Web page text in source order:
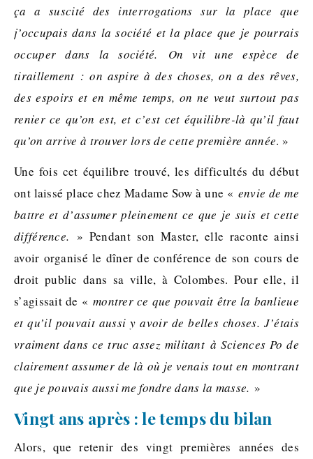
ça a suscité des interrogations sur la place que
j’occupais dans la société et la place que je pourrais
occuper dans la société.
On vit une espèce de
tiraillement : on aspire à des choses, on a des rêves,
des espoirs et en même temps, on ne veut surtout pas
renier ce qu’on est, et c’est cet équilibre-là qu’il faut
qu’on arrive à trouver lors de cette première année. »
Une fois cet équilibre trouvé, les difficultés du début
ont laissé place chez Madame Sow à une « envie de me
battre et d’assumer pleinement ce que je suis et cette
différence. » Pendant son Master, elle raconte ainsi
avoir organisé le dîner de conférence de son cours de
droit public dans sa ville, à Colombes. Pour elle, il
s’agissait de « montrer ce que pouvait être la banlieue
et qu’il pouvait aussi y avoir de belles choses. J’étais
vraiment dans ce truc assez militant à Sciences Po de
clairement assumer de là où je venais tout en montrant
que je pouvais aussi me fondre dans la masse. »
Vingt ans après : le temps du bilan
Alors, que retenir des vingt premières années des